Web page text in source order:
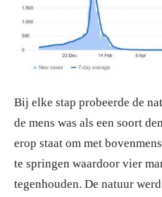
Bij elke stap probeerde de
de mens was als een soort
erop staat om met
te springen waardoor vier
tegenhouden. De natuur